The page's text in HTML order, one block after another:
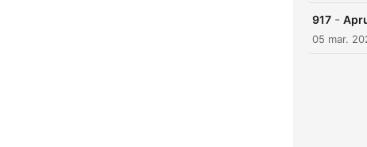
917 -
05 mar.